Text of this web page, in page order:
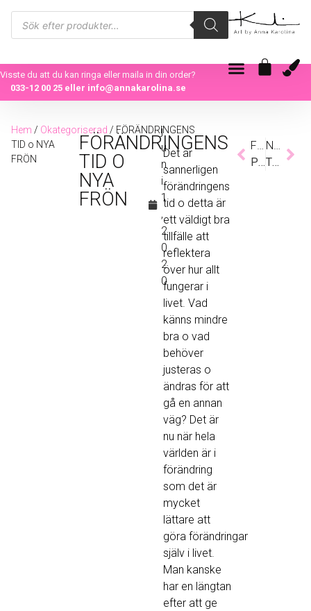
Visste du att du kan ringa eller maila in din order?
033-12 00 25eller info@annakarolina.se
Hem / Okategoriserad / FÖRÄNDRINGENS
TID o NYA
FRÖN
FÖRÄNDRINGENS
TID O
NYA
FRÖN
j
u
n
i
1
,
2
0
2
0
Det är
sannerligen
förändringens
tid o detta är
ett väldigt bra
tillfälle att
reflektera
över hur allt
fungerar i
livet. Vad
känns mindre
bra o vad
behöver
justeras o
ändras för att
gå en annan
väg? Det är
nu när hela
världen är i
förändring
som det är
mycket
lättare att
göra förändringar
själv i livet.
Man kanske
har en längtan
efter att ge
Föregående
PINGVINSLÄPP 1 MAJ
Nästa
TRÄDGÅRDSVERNISSAGE 21 JULI